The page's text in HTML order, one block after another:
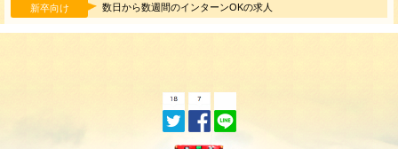
新卒向け 数日から数週間のインターンOKの求人